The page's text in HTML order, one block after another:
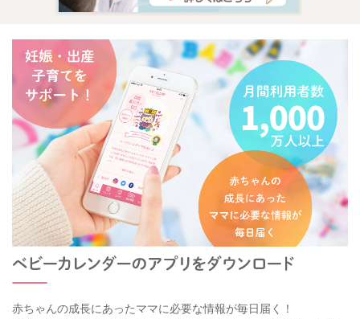
赤ちゃんの成長にあったママに必要な情報が毎日届く！